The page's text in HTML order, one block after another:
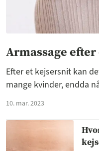
Armassage
Efter et kejsersnit kan
mange kvinder, endda
10. mar. 2023